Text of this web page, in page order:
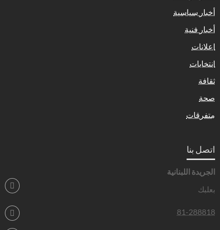
أخبار سياسية
أخبار فنية
اعلانات
انتخابات
ثقافة
صحة
متفرقات
اتصل بنا
الجريدة اللبنانية
بعلبك
81-288818